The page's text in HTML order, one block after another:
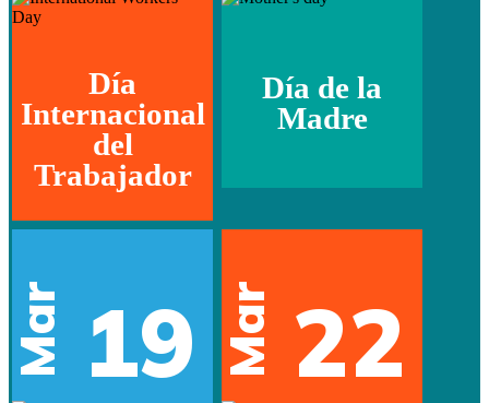
Día
Internacional
del
Trabajador
Día de la
Madre
Mar 19 Mar 22